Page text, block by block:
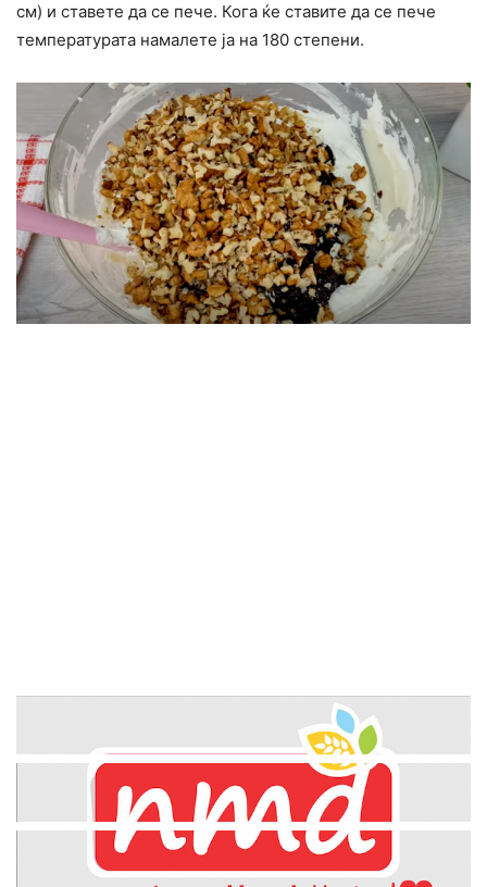
см) и ставете да се пече. Кога ќе ставите да се пече
температурата намалете ја на 180 степени.